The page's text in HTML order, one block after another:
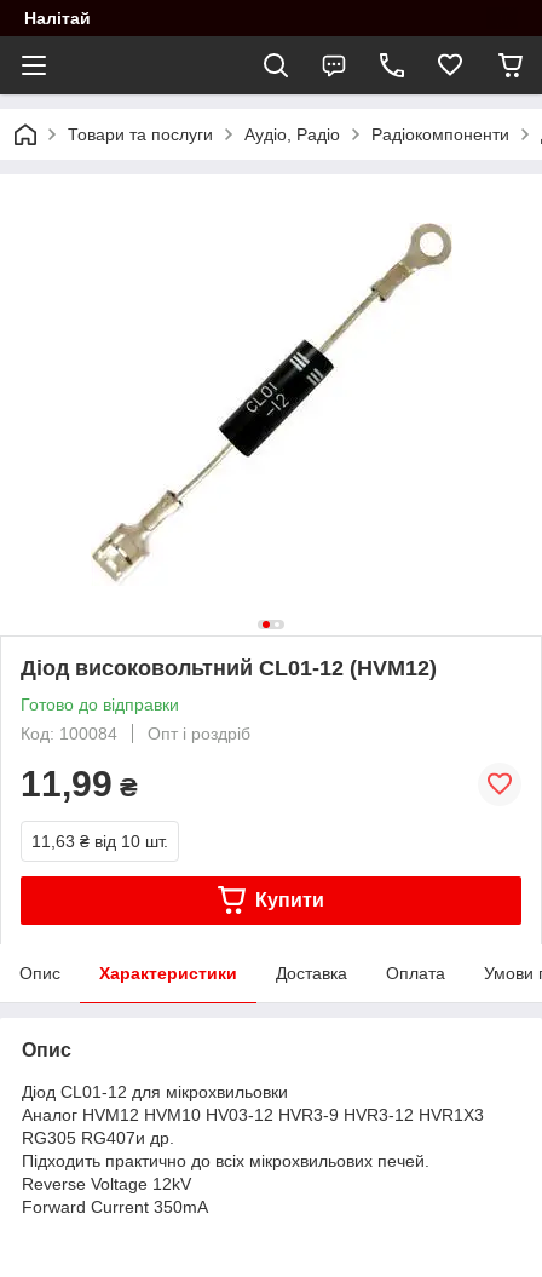
Налітай
Товари та послуги Аудіо, Радіо Радіокомпоненти
Діод високовольтний CL01-12 (HVM12)
Готово до відправки
Код: 100084
Опт і роздріб
11,99 ₴
11,63 ₴ від 10 шт.
Купити
Опис Характеристики Доставка Оплата Умови
Опис
Діод CL01-12 для мікрохвильовки
Аналог HVM12 HVM10 HV03-12 HVR3-9 HVR3-12 HVR1X3
RG305 RG407и др.
Підходить практично до всіх мікрохвильових печей.
Reverse Voltage 12kV
Forward Current 350mA